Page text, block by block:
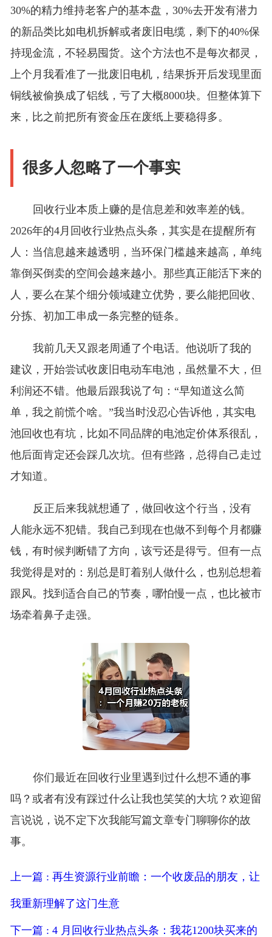
30%的精力维持老客户的基本盘，30%去开发有潜力
的新品类比如电机拆解或者废旧电缆，剩下的40%保
持现金流，不轻易囤货。这个方法也不是每次都灵，
上个月我看准了一批废旧电机，结果拆开后发现里面
铜线被偷换成了铝线，亏了大概8000块。但整体算下
来，比之前把所有资金压在废纸上要稳得多。
很多人忽略了一个事实
回收行业本质上赚的是信息差和效率差的钱。
2026年的4月回收行业热点头条，其实是在提醒所有
人：当信息越来越透明，当环保门槛越来越高，单纯
靠倒买倒卖的空间会越来越小。那些真正能活下来的
人，要么在某个细分领域建立优势，要么能把回收、
分拣、初加工串成一条完整的链条。
我前几天又跟老周通了个电话。他说听了我的
建议，开始尝试收废旧电动车电池，虽然量不大，但
利润还不错。他最后跟我说了句：“早知道这么简
单，我之前慌个啥。”我当时没忍心告诉他，其实电
池回收也有坑，比如不同品牌的电池定价体系很乱，
他后面肯定还会踩几次坑。但有些路，总得自己走过
才知道。
反正后来我就想通了，做回收这个行当，没有
人能永远不犯错。我自己到现在也做不到每个月都赚
钱，有时候判断错了方向，该亏还是得亏。但有一点
我觉得是对的：别总是盯着别人做什么，也别总想着
跟风。找到适合自己的节奏，哪怕慢一点，也比被市
场牵着鼻子走强。
你们最近在回收行业里遇到过什么想不通的事
吗？或者有没有踩过什么让我也笑笑的大坑？欢迎留
言说说，说不定下次我能写篇文章专门聊聊你的故
事。
上一篇 : 再生资源行业前瞻：一个收废品的朋友，让
我重新理解了这门生意
下一篇 : 4 月回收行业热点头条：我花1200块买来的